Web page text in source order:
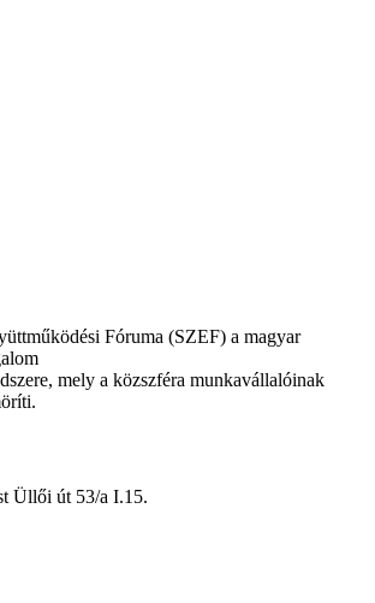
Fóruma (SZEF) a magyar
mely a közszféra munkavállalóinak
Üllői út 53/a I.15.